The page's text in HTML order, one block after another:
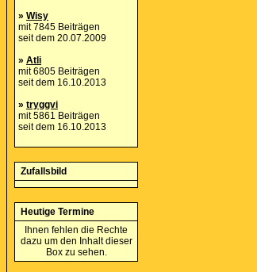
» Wisy
mit 7845 Beiträgen
seit dem 20.07.2009
» Atli
mit 6805 Beiträgen
seit dem 16.10.2013
» tryggvi
mit 5861 Beiträgen
seit dem 16.10.2013
Zufallsbild
Heutige Termine
Ihnen fehlen die Rechte
dazu um den Inhalt dieser
Box zu sehen.